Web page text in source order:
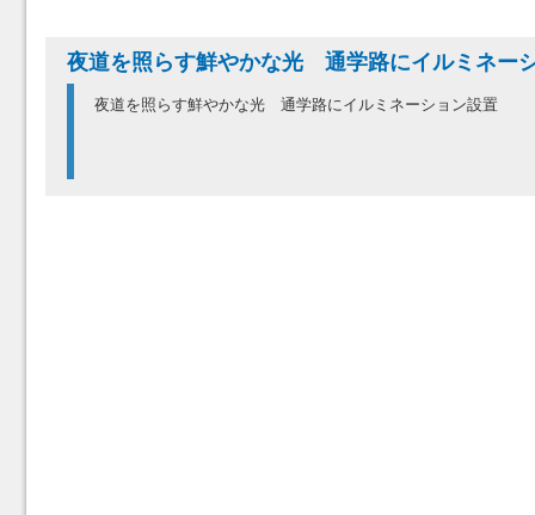
夜道を照らす鮮やかな光 通学路にイルミネ
夜道を照らす鮮やかな光 通学路にイルミネーション設置